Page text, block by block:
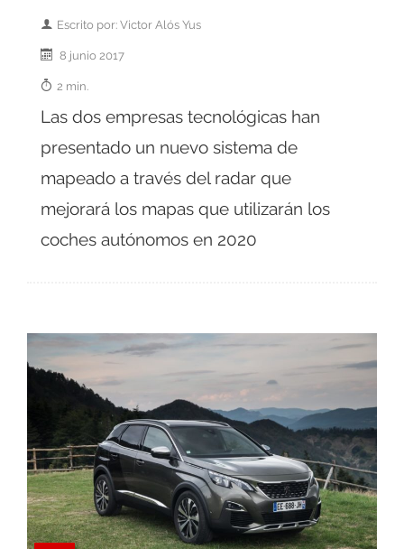
Escrito por: Victor Alós Yus
8 junio 2017
2 min.
Las dos empresas tecnológicas han
presentado un nuevo sistema de
mapeado a través del radar que
mejorará los mapas que utilizarán los
coches autónomos en 2020